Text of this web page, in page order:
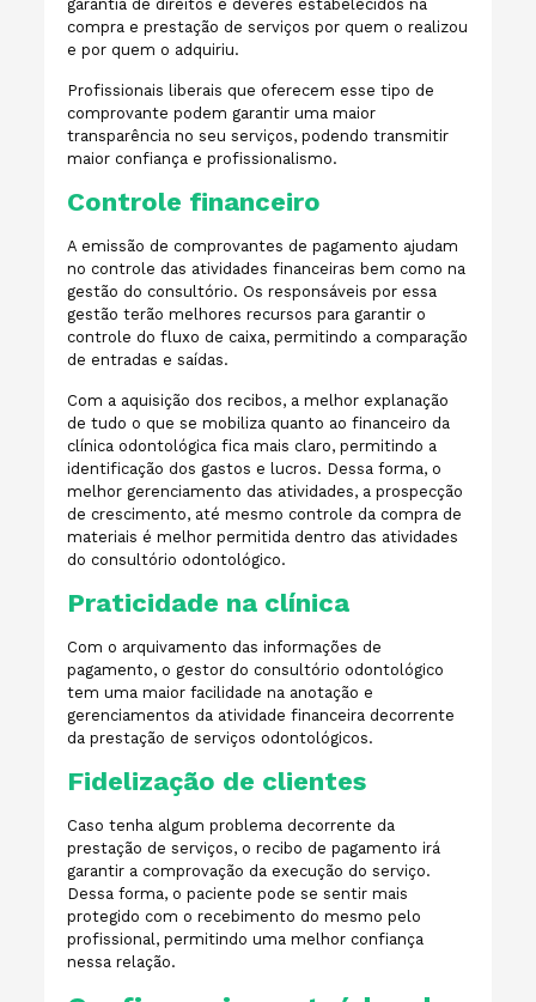
garantia de direitos e deveres estabelecidos na
compra e prestação de serviços por quem o realizou
e por quem o adquiriu.
Profissionais liberais que oferecem esse tipo de
comprovante podem garantir uma maior
transparência no seu serviços, podendo transmitir
maior confiança e profissionalismo.
Controle financeiro
A emissão de comprovantes de pagamento ajudam
no controle das atividades financeiras bem como na
gestão do consultório. Os responsáveis por essa
gestão terão melhores recursos para garantir o
controle do fluxo de caixa, permitindo a comparação
de entradas e saídas.
Com a aquisição dos recibos, a melhor explanação
de tudo o que se mobiliza quanto ao financeiro da
clínica odontológica fica mais claro, permitindo a
identificação dos gastos e lucros. Dessa forma, o
melhor gerenciamento das atividades, a prospecção
de crescimento, até mesmo controle da compra de
materiais é melhor permitida dentro das atividades
do consultório odontológico.
Praticidade na clínica
Com o arquivamento das informações de
pagamento, o gestor do consultório odontológico
tem uma maior facilidade na anotação e
gerenciamentos da atividade financeira decorrente
da prestação de serviços odontológicos.
Fidelização de clientes
Caso tenha algum problema decorrente da
prestação de serviços, o recibo de pagamento irá
garantir a comprovação da execução do serviço.
Dessa forma, o paciente pode se sentir mais
protegido com o recebimento do mesmo pelo
profissional, permitindo uma melhor confiança
nessa relação.